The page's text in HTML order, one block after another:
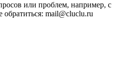
или проблем, например, с
mail@cluclu.ru